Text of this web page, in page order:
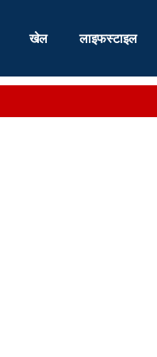
खेल लाइफस्टाइल